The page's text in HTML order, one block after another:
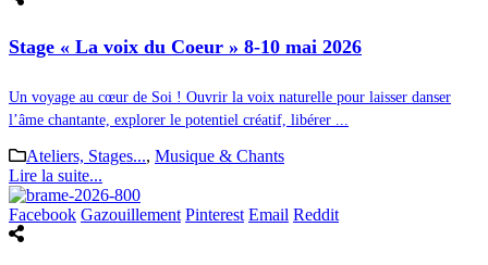
Stage « La voix du Coeur » 8-10 mai 2026
Un voyage au cœur de Soi ! Ouvrir la voix naturelle pour laisser danser
l’âme chantante, explorer le potentiel créatif, libérer ...
Ateliers, Stages..., Musique & Chants
Lire la suite...
Facebook Gazouillement Pinterest Email Reddit